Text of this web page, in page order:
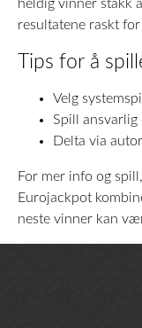
heldig vinner stakk
resultatene raskt
Tips for å
Velg
Spill ansvarlig
Delta via
For mer info og
Eurojackpot
neste vinner kan